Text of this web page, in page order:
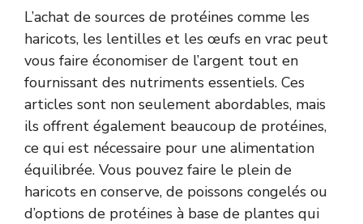
L’achat de sources de protéines comme les
haricots, les lentilles et les œufs en vrac peut
vous faire économiser de l’argent tout en
fournissant des nutriments essentiels. Ces
articles sont non seulement abordables, mais
ils offrent également beaucoup de protéines,
ce qui est nécessaire pour une alimentation
équilibrée. Vous pouvez faire le plein de
haricots en conserve, de poissons congelés ou
d’options de protéines à base de plantes qui